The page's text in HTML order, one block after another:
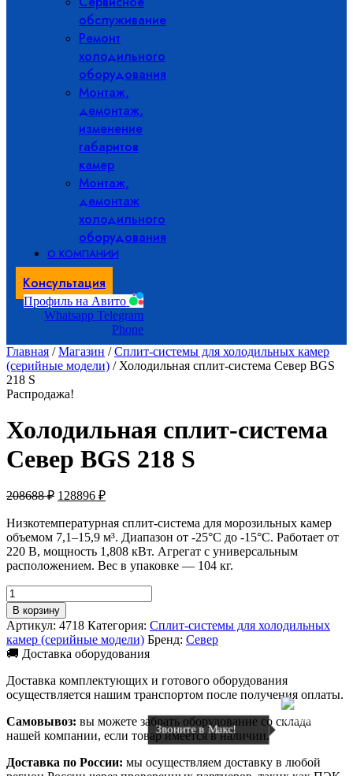
обслуживание
Ремонт
холодильного
оборудования
Монтаж,
демонтаж,
изменение
габаритов
камер
Монтаж,
демонтаж
холодильного
оборудования
О КОМПАНИИ
Консультация
Профиль на Авито
Whatsapp Telegram
Phone
Главная /Магазин /Сплит-системы для холодильных камер
(серийные модели) / Холодильная сплит-система Север BGS
218 S
Распродажа!
Холодильная сплит-система
Север BGS 218 S
208688₽ Первоначальная
составляла
208688 ₽.
128896 ₽Текущая
128896 ₽.
Низкотемпературная сплит-система для морозильных камер
объемом 7,1–15,9 м³. Диапазон от -25°C до -15°C. Работает от
220 В, мощность 1,808 кВт. Агрегат с универсальным
расположением. Вес в упаковке — 104 кг.
Количество
товара
Холодильная
сплит-
система
Север
BGS
218
В корзину
Артикул: 4718 Категория: Сплит-системы для холодильных
камер (серийные модели) Бренд: Север
🚚 Доставка оборудования
Доставка комплектующих и готового оборудования
осуществляется нашим транспортом после получения оплаты.
Самовывоз: вы можете забрать оборудование со склада
нашей компании, если товар имеется в наличии.
Доставка по России: мы осуществляем доставку в любой
Звоните в Макс!